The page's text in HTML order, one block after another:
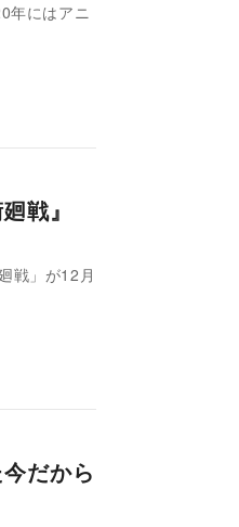
年にはアニ
戦』
戦」が12月
だから